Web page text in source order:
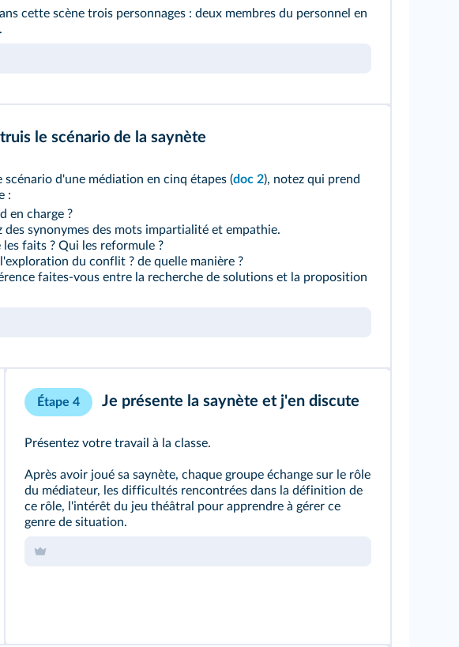
cette scène trois personnages : deux membres du personnel en
le scénario de la saynète
scénario d'une médiation en cinq étapes (doc 2), notez qui prend
:
en charge ?
synonymes des mots impartialité et empathie.
faits ? Qui les reformule ?
du conflit ? de quelle manière ?
faites-vous entre la recherche de solutions et la proposition
Étape 4 Je présente la saynète et j'en discute
Présentez votre travail à la classe.
Après avoir joué sa saynète, chaque groupe échange sur le rôle
du médiateur, les difficultés rencontrées dans la définition de
ce rôle, l'intérêt du jeu théâtral pour apprendre à gérer ce
genre de situation.